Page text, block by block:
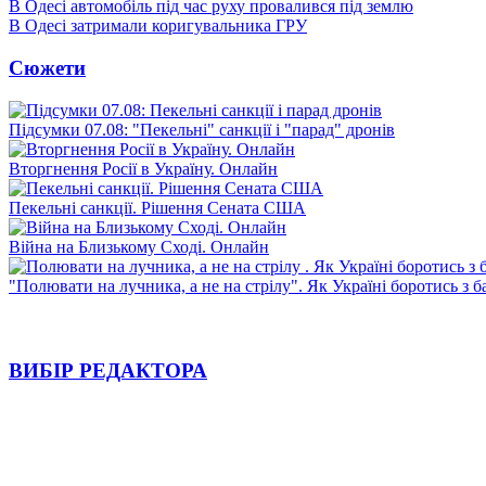
В Одесі автомобіль під час руху провалився під землю
В Одесі затримали коригувальника ГРУ
Сюжети
Підсумки 07.08: "Пекельні" санкції і "парад" дронів
Вторгнення Росії в Україну. Онлайн
Пекельні санкції. Рішення Сената США
Війна на Близькому Сході. Онлайн
"Полювати на лучника, а не на стрілу". Як Україні боротись з
ВИБІР РЕДАКТОРА